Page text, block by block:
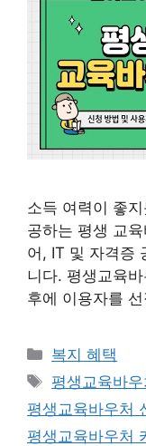
소득 여력이 좋
공하는 평생 교
어, IT 및 자격증
니다. 평생교육
후에 이용자를
카
테
고
리
복지 혜택
태
그
평생교육바
평생교육바우처
평생교육바우처